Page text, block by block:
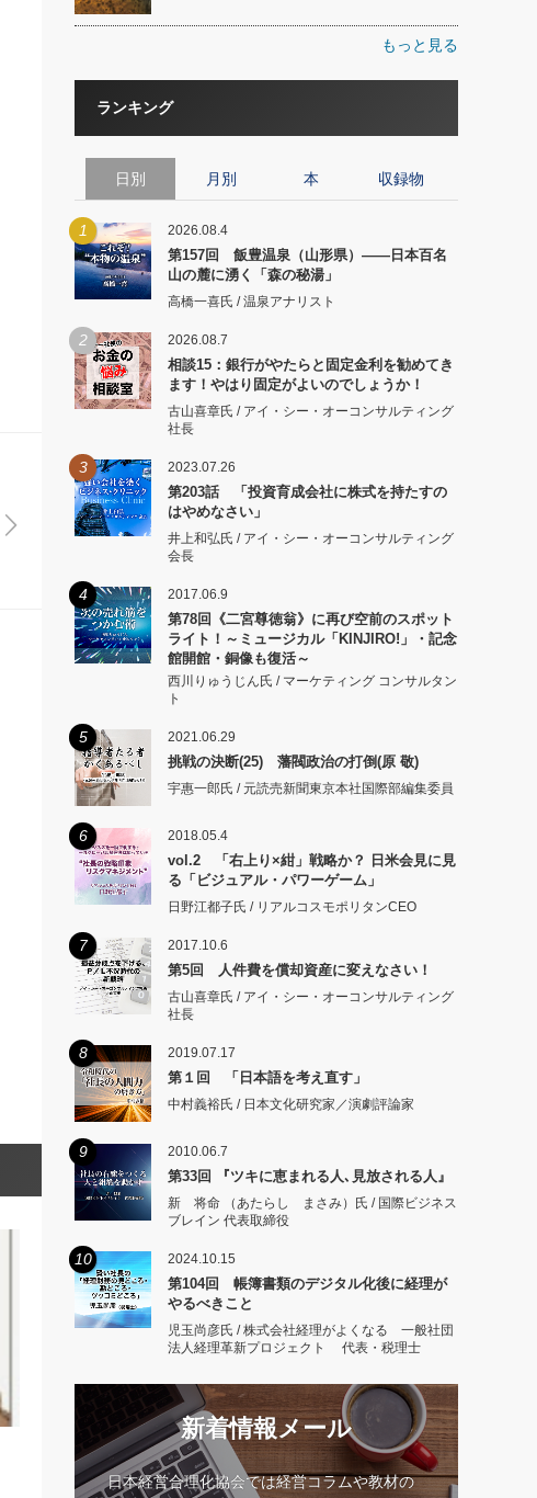
もっと見る
ランキング
日別 月別 本 収録物
1 2026.08.4
第157回 飯豊温泉（山形県）――日本百名
山の麓に湧く「森の秘湯」
高橋一喜氏 / 温泉アナリスト
2 2026.08.7
相談15：銀行がやたらと固定金利を勧めてき
ます！やはり固定がよいのでしょうか！
古山喜章氏 / アイ・シー・オーコンサルティング
社長
3 2023.07.26
第203話 「投資育成会社に株式を持たすの
はやめなさい」
井上和弘氏 / アイ・シー・オーコンサルティング
会長
4 2017.06.9
第78回《二宮尊徳翁》に再び空前のスポット
ライト！～ミュージカル「KINJIRO!」・記念
館開館・銅像も復活～
西川りゅうじん氏 / マーケティング コンサルタン
ト
5 2021.06.29
挑戦の決断(25) 藩閥政治の打倒(原 敬)
宇惠一郎氏 / 元読売新聞東京本社国際部編集委員
6 2018.05.4
vol.2 「右上り×紺」戦略か？ 日米会見に見
る「ビジュアル・パワーゲーム」
日野江都子氏 / リアルコスモポリタンCEO
7 2017.10.6
第5回 人件費を償却資産に変えなさい！
古山喜章氏 / アイ・シー・オーコンサルティング
社長
8 2019.07.17
第１回 「日本語を考え直す」
中村義裕氏 / 日本文化研究家／演劇評論家
9 2010.06.7
第33回 『ツキに恵まれる人､見放される人』
新 将命 （あたらし まさみ）氏 / 国際ビジネス
ブレイン 代表取締役
10 2024.10.15
第104回 帳簿書類のデジタル化後に経理が
やるべきこと
児玉尚彦氏 / 株式会社経理がよくなる 一般社団
法人経理革新プロジェクト 代表・税理士
新着情報メール
日本経営合理化協会では経営コラムや教材の